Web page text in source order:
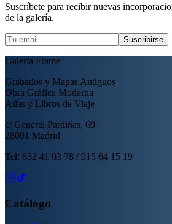
Suscríbete para recibir nuevas
de la galería.
Suscribirse
Galería Frame
Grabados y Mapas Antiguos
Obra Gráfica Moderna
Atlas y Libros de Viaje
c/ General Pardiñas, 69
28001 Madrid
Tel: 652 41 03 78 / 915 64 15 19
Catálogo